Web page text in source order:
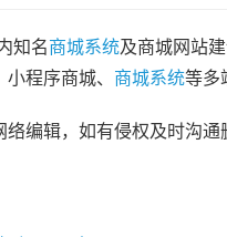
知名商城系统及商城网站
小程序商城、 商城系统等多
编辑，如有侵权及时沟通